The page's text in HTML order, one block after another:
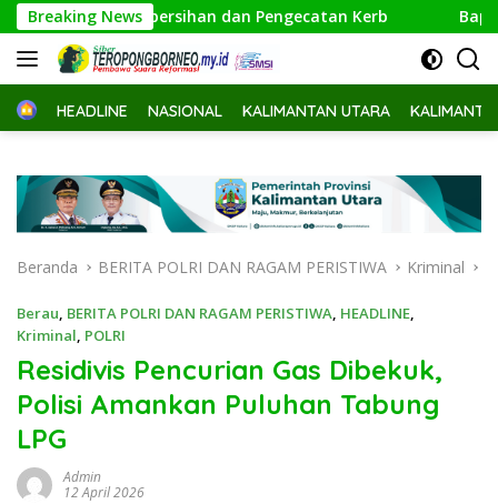
Langsung
ke
konten
Breaking News
Pembersihan dan Pengecatan Kerb Bappeda Kaltim
HomeHEADLINE NASIONAL KALIMANTAN UTARA
Beranda BERITA POLRI DAN RAGAM PERISTIWA Kriminal
Berau, BERITA POLRI DAN RAGAM PERISTIWA, HEADLINE,
Kriminal, POLRI
Residivis Pencurian Gas Dibekuk,
Polisi Amankan Puluhan Tabung
LPG
Admin
12 April 2026